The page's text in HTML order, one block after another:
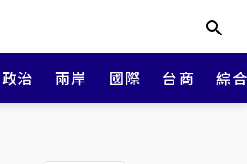
政治 兩岸 國際 台商 綜